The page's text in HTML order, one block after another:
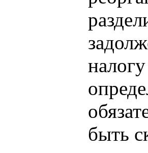
быть